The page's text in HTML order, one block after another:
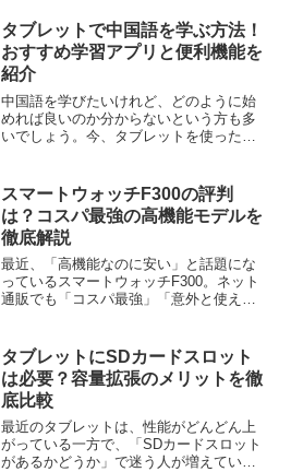
です。今回は、ガーミンのランニングウ
ォッチの中から特...
タブレットで中国語を学ぶ方法！
おすすめ学習アプリと便利機能を
紹介
中国語を学びたいけれど、どのように始
めれば良いのか分からないという方も多
いでしょう。今、タブレットを使った学
メリットがあり、特に中国語のような複
雑な言語には非常に効果的...
スマートウォッチF300の評判
は？コスパ最強の高機能モデルを
徹底解説
最近、「高機能なのに安い」と話題にな
っているスマートウォッチF300。ネット
通販でも「コスパ最強」「意外と使え
に知っておきたい注意点まで、実際の情
報をもとにわかりや...
タブレットにSDカードスロット
は必要？容量拡張のメリットを徹
底比較
最近のタブレットは、性能がどんどん上
がっている一方で、「SDカードスロット
があるかどうか」で迷う人が増えていま